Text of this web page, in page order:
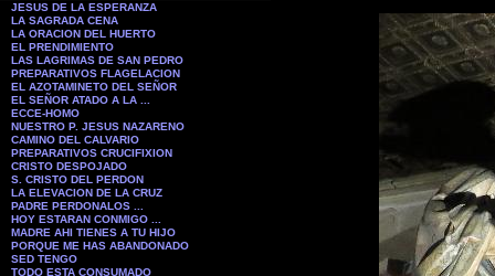
JESUS DE LA ESPERANZA
LA SAGRADA CENA
LA ORACION DEL HUERTO
EL PRENDIMIENTO
LAS LAGRIMAS DE SAN PEDRO
PREPARATIVOS FLAGELACION
EL AZOTAMINETO DEL SEÑOR
EL SEÑOR ATADO A LA ...
ECCE-HOMO
NUESTRO P. JESUS NAZARENO
CAMINO DEL CALVARIO
PREPARATIVOS CRUCIFIXION
CRISTO DESPOJADO
S. CRISTO DEL PERDON
LA ELEVACION DE LA CRUZ
PADRE PERDONALOS ...
HOY ESTARAN CONMIGO ...
MADRE AHI TIENES A TU HIJO
PORQUE ME HAS ABANDONADO
SED TENGO
TODO ESTA CONSUMADO